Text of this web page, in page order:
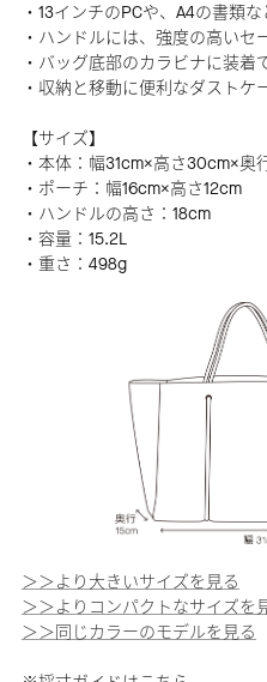
・13インチのPCや、A4の書類
・ハンドルには、強度の高いセ
・バッグ底部のカラビナに装着
・収納と移動に便利なダストケ
【サイズ】
・本体：幅31cm×高さ30cm×奥
・ポーチ：幅16cm×高さ12cm
・ハンドルの高さ：18cm
・容量：15.2L
・重さ：498g
＞＞より大きいサイズを見る
＞＞よりコンパクトなサイズを
＞＞同じカラーのモデルを見る